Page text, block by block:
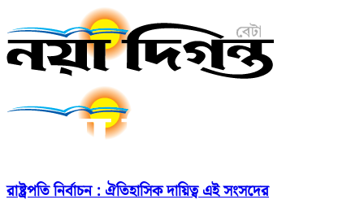
রাষ্ট্রপতি নির্বাচন : ঐতিহাসিক দায়িত্ব এই সংসদের